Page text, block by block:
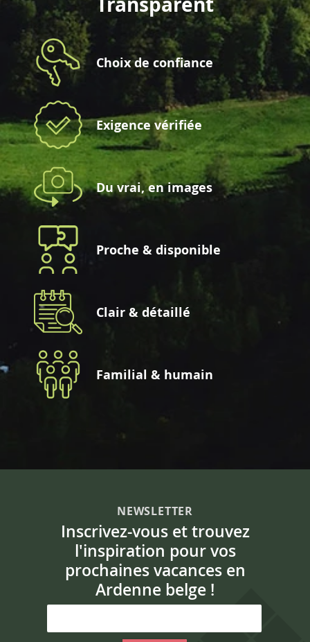
Choix de confiance
Exigence vérifiée
Du vrai, en images
Proche & disponible
Clair & détaillé
Familial & humain
NEWSLETTER
Inscrivez-vous et trouvez
l'inspiration pour vos
prochaines vacances en
Ardenne belge !